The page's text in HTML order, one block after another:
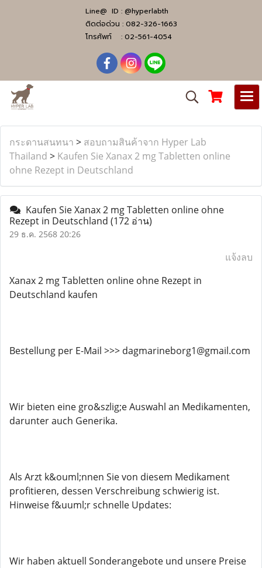
Line@ ID : @hyperlabth
ติดต่อด่วน : 082-326-1663
โทรศัพท์ : 02-561-4054
กระดานสนทนา > สอบถามสินค้าจาก Hyper Lab
Thailand > Kaufen Sie Xanax 2 mg Tabletten online
ohne Rezept in Deutschland
Kaufen Sie Xanax 2 mg Tabletten online ohne
Rezept in Deutschland (172 อ่าน)
29 ธ.ค. 2568 20:26
แจ้งลบ
Xanax 2 mg Tabletten online ohne Rezept in
Deutschland kaufen
Bestellung per E-Mail >>> dagmarineborg1@gmail.com
Wir bieten eine gro&szlig;e Auswahl an Medikamenten,
darunter auch Generika.
Als Arzt k&ouml;nnen Sie von diesem Medikament
profitieren, dessen Verschreibung schwierig ist.
Hinweise f&uuml;r schnelle Updates:
Wir haben aktuell Sonderangebote und unsere Preise